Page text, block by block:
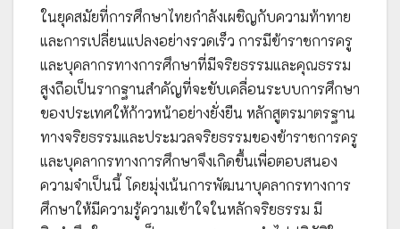
ในยุคสมัยที่การศึกษาไทยกำลังเผชิญกับความท้าทาย
และการเปลี่ยนแปลงอย่างรวดเร็ว การมีข้าราชการครู
และบุคลากรทางการศึกษาที่มีจริยธรรมและคุณธรรม
สูงถือเป็นรากฐานสำคัญที่จะขับเคลื่อนระบบการศึกษา
ของประเทศให้ก้าวหน้าอย่างยั่งยืน หลักสูตรมาตรฐาน
ทางจริยธรรมและประมวลจริยธรรมของข้าราชการครู
และบุคลากรทางการศึกษาจึงเกิดขึ้นเพื่อตอบสนอง
ความจำเป็นนี้ โดยมุ่งเน้นการพัฒนาบุคลากรทางการ
ศึกษาให้มีความรู้ความเข้าใจในหลักจริยธรรม มี